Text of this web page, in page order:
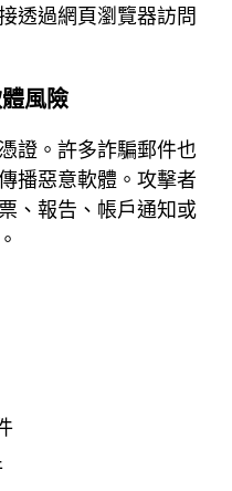
透過網頁瀏覽器訪問
風險
證。許多詐騙郵件也
播惡意軟體。攻擊者
、報告、帳戶通知或